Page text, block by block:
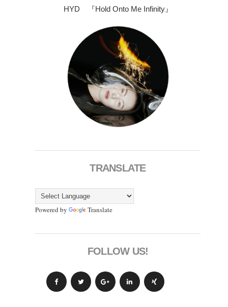
HYD 『Hold Onto Me Infinity』
TRANSLATE
Powered by Translate
FOLLOW US!